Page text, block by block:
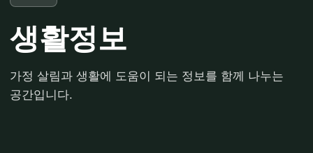
생활정보
가정 살림과 생활에 도움이 되는 정보를 함께 나누는
공간입니다.